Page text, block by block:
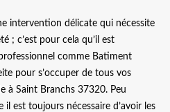
intervention délicate qui nécessite
; c’est pour cela qu’il est
comme Batiment
pour s’occuper de tous vos
à Saint Branchs 37320. Peu
est toujours nécessaire d’avoir les